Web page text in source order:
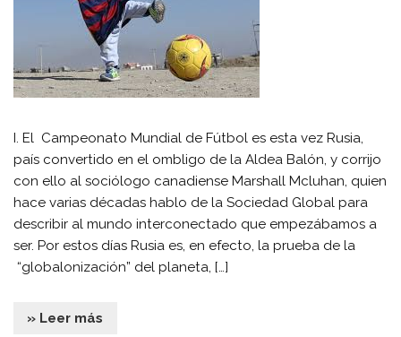
I. El Campeonato Mundial de Fútbol es esta vez Rusia,
país convertido en el ombligo de la Aldea Balón, y corrijo
con ello al sociólogo canadiense Marshall Mcluhan, quien
hace varias décadas hablo de la Sociedad Global para
describir al mundo interconectado que empezábamos a
ser. Por estos días Rusia es, en efecto, la prueba de la
“globalonización” del planeta, […]
» Leer más